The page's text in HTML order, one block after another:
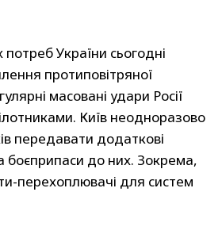
України сьогодні
протиповітряної
масовані удари Росії
Київ неодноразово
передавати додаткові
до них. Зокрема,
перехоплювачі для систем